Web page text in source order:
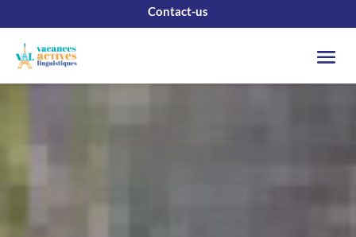
Contact-us